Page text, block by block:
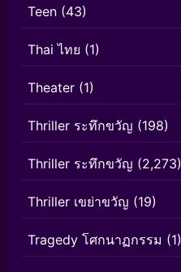
Teen (43)
Thai ไทย (1)
Theater (1)
Thriller ระทึกขวัญ (198)
Thriller ระทึกขวัญ (2,273)
Thriller เขย่าขวัญ (19)
Tragedy โศกนาฏกรรม (1)